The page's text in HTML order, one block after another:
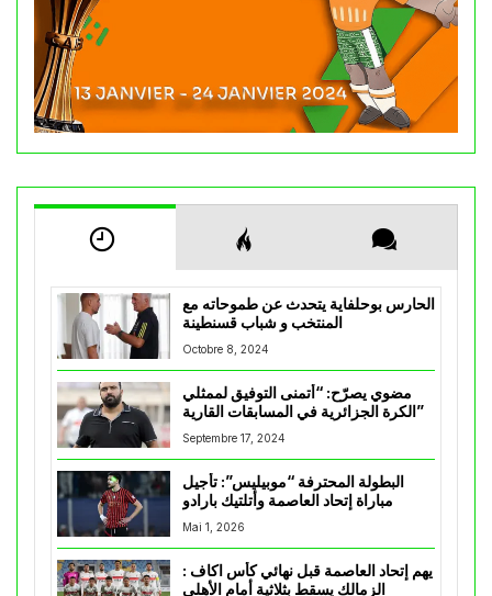
الحارس بوحلفاية يتحدث عن طموحاته مع
المنتخب و شباب قسنطينة
Octobre 8, 2024
مضوي يصرّح: “أتمنى التوفيق لممثلي
الكرة الجزائرية في المسابقات القارية”
Septembre 17, 2024
البطولة المحترفة “موبيليس”: تأجيل
مباراة إتحاد العاصمة وأتلتيك بارادو
Mai 1, 2026
يهم إتحاد العاصمة قبل نهائي كأس اكاف :